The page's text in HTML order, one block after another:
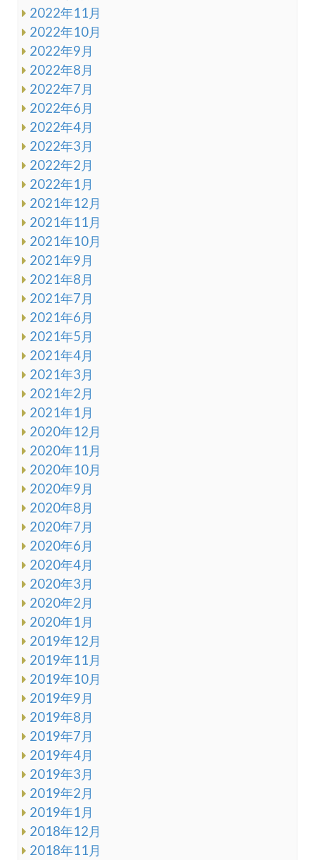
2022年11月
2022年10月
2022年9月
2022年8月
2022年7月
2022年6月
2022年4月
2022年3月
2022年2月
2022年1月
2021年12月
2021年11月
2021年10月
2021年9月
2021年8月
2021年7月
2021年6月
2021年5月
2021年4月
2021年3月
2021年2月
2021年1月
2020年12月
2020年11月
2020年10月
2020年9月
2020年8月
2020年7月
2020年6月
2020年4月
2020年3月
2020年2月
2020年1月
2019年12月
2019年11月
2019年10月
2019年9月
2019年8月
2019年7月
2019年4月
2019年3月
2019年2月
2019年1月
2018年12月
2018年11月